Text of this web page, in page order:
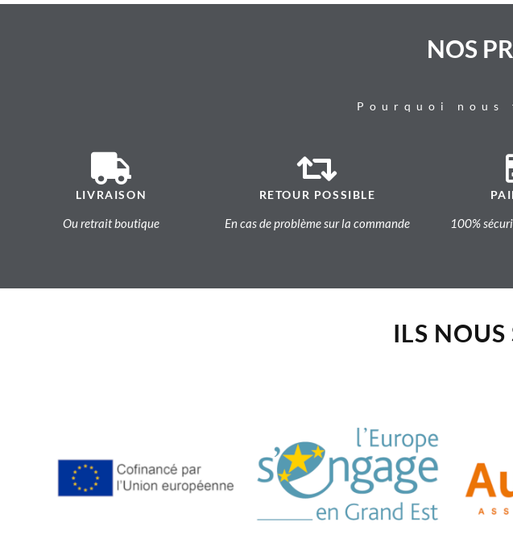
NOS
Pourquoi
LIVRAISON
Ou retrait boutique
RETOUR POSSIBLE
En cas de problème sur la commande 100%
ILS